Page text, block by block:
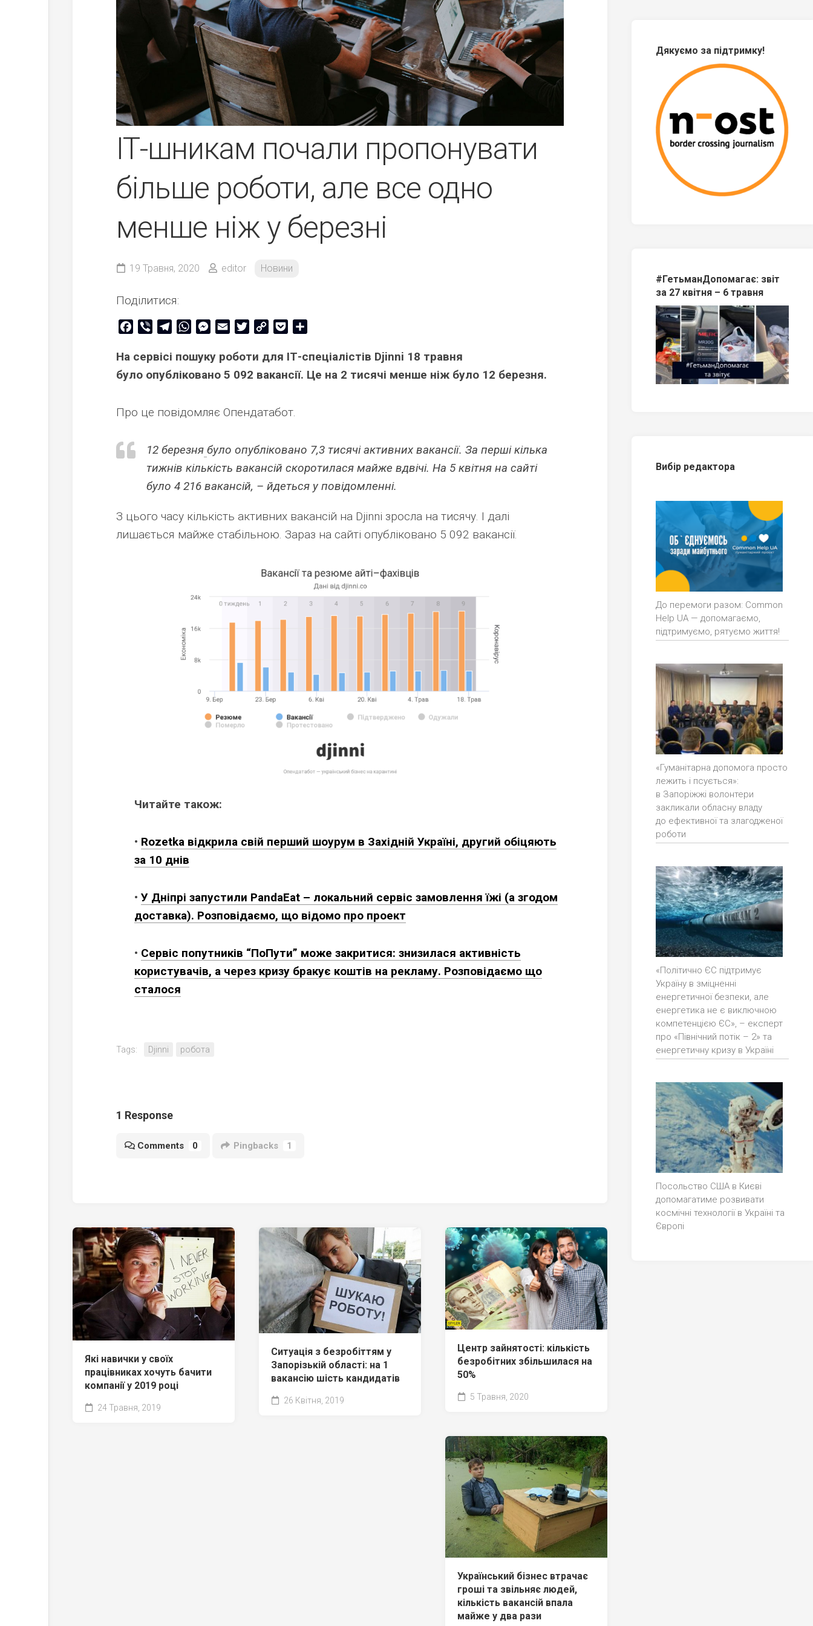
ІТ-шникам почали пропонувати
більше роботи, але все одно
менше ніж у березні
19 Травня, 2020 editor Новини
Поділитися:
Facebook
Viber TelegramWhatsAppMessenger
Email TwitterCopy
Pocket
На сервісі пошуку роботи для ІТ-спеціалістів Djinni 18 травня
було опубліковано 5 092 вакансії. Це на 2 тисячі менше ніж було 12 березня.
Про це повідомляє Опендатабот.
12 березня було опубліковано 7,3 тисячі активних вакансії. За перші кілька
тижнів кількість вакансій скоротилася майже вдвічі. На 5 квітня на сайті
було 4 216 вакансій, – йдеться у повідомленні.
З цього часу кількість активних вакансій на Djinni зросла на тисячу. І далі
лишається майже стабільною. Зараз на сайті опубліковано 5 092 вакансії.
Читайте також:
• Rozetka відкрила свій перший шоурум в Західній Україні, другий обіцяють
за 10 днів
• У Дніпрі запустили РandaЕat – локальний сервіс замовлення їжі (а згодом
доставка). Розповідаємо, що відомо про проект
• Сервіс попутників “ПоПути” може закритися: знизилася активність
користувачів, а через кризу бракує коштів на рекламу. Розповідаємо що
сталося
Tags: Djinni робота
1 Response
Comments 0 Pingbacks 1
Які навички у своїх
працівниках хочуть бачити
компанії у 2019 році
24 Травня, 2019
Ситуація з безробіттям у
Запорізькій області: на 1
вакансію шість кандидатів
26 Квітня, 2019
Центр зайнятості: кількість
безробітних збільшилася на
50%
5 Травня, 2020
Український бізнес втрачає
гроші та звільняє людей,
кількість вакансій впала
майже у два рази
Дякуємо за підтримку!
#ГетьманДопомагає: звіт
за 27 квітня – 6 травня
Вибір редактора
До перемоги разом: Common
Help UA — допомагаємо,
підтримуємо, рятуємо життя!
«Гуманітарна допомога просто
лежить і псується»:
в Запоріжжі волонтери
закликали обласну владу
до ефективної та злагодженої
роботи
«Політично ЄС підтримує
Україну в зміцненні
енергетичної безпеки, але
енергетика не є виключною
компетенцією ЄС», – експерт
про «Північний потік – 2» та
енергетичну кризу в Україні
Посольство США в Києві
допомагатиме розвивати
космічні технології в Україні та
Європі